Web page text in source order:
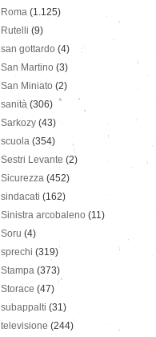
Roma (1.125)
Rutelli (9)
san gottardo (4)
San Martino (3)
San Miniato (2)
sanità (306)
Sarkozy (43)
scuola (354)
Sestri Levante (2)
Sicurezza (452)
sindacati (162)
Sinistra arcobaleno (11)
Soru (4)
sprechi (319)
Stampa (373)
Storace (47)
subappalti (31)
televisione(244)